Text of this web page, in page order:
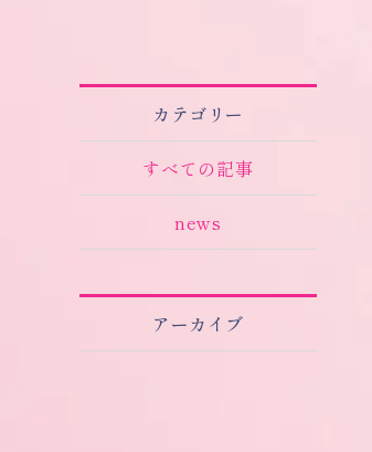
カテゴリー
すべての記事
news
アーカイブ